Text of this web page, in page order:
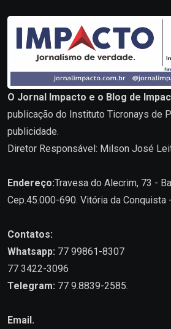
O Jornal Impacto e o Blog de
publicação do Instituto Ticronays de
publicidade.
Diretor Responsável: Milson José
Endereço:Travesa do Alecrim, 73 -
Cep.45.000-690. Vitória da Conquista
Contatos:
Whatsapp: 77 99861-8307
77 3422-3096
Telegram: 77 9.8839-2585.
Email.